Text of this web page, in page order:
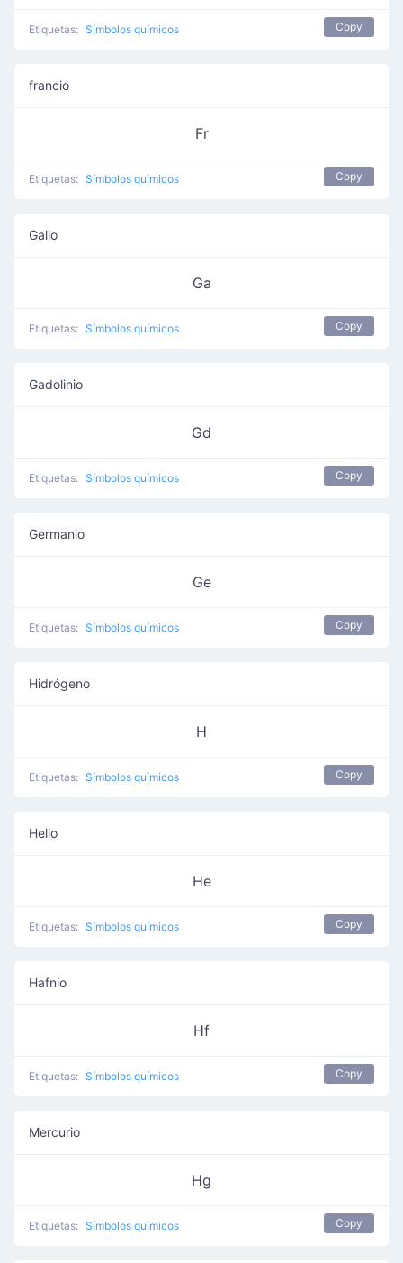
Etiquetas: Símbolos químicos Copy
francio
Fr
Etiquetas: Símbolos químicos Copy
Galio
Ga
Etiquetas: Símbolos químicos Copy
Gadolinio
Gd
Etiquetas: Símbolos químicos Copy
Germanio
Ge
Etiquetas: Símbolos químicos Copy
Hidrógeno
H
Etiquetas: Símbolos químicos Copy
Helio
He
Etiquetas: Símbolos químicos Copy
Hafnio
Hf
Etiquetas: Símbolos químicos Copy
Mercurio
Hg
Etiquetas: Símbolos químicos Copy